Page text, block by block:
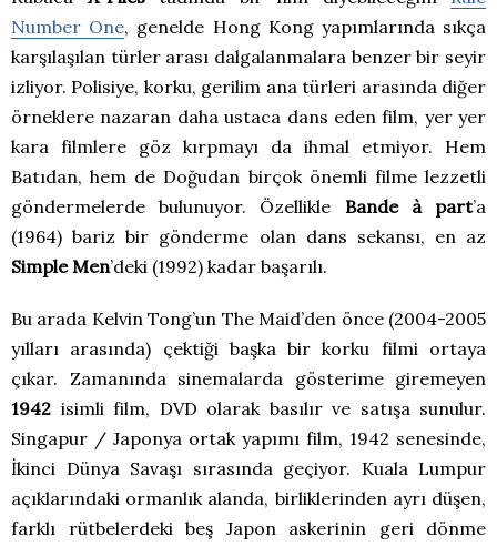
Number One, genelde Hong Kong yapımlarında sıkça
karşılaşılan türler arası dalgalanmalara benzer bir seyir
izliyor. Polisiye, korku, gerilim ana türleri arasında diğer
örneklere nazaran daha ustaca dans eden film, yer yer
kara filmlere göz kırpmayı da ihmal etmiyor. Hem
Batıdan, hem de Doğudan birçok önemli filme lezzetli
göndermelerde bulunuyor. Özellikle Bande à part’a
(1964) bariz bir gönderme olan dans sekansı, en az
Simple Men’deki (1992) kadar başarılı.
Bu arada Kelvin Tong’un The Maid’den önce (2004-2005
yılları arasında) çektiği başka bir korku filmi ortaya
çıkar. Zamanında sinemalarda gösterime giremeyen
1942 isimli film, DVD olarak basılır ve satışa sunulur.
Singapur / Japonya ortak yapımı film, 1942 senesinde,
İkinci Dünya Savaşı sırasında geçiyor. Kuala Lumpur
açıklarındaki ormanlık alanda, birliklerinden ayrı düşen,
farklı rütbelerdeki beş Japon askerinin geri dönme